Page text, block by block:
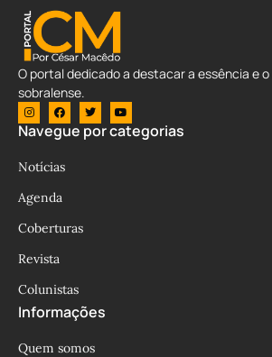
O portal dedicado a destacar a essência e
sobralense.
Navegue por categorias
Notícias
Agenda
Coberturas
Revista
Colunistas
Informações
Quem somos